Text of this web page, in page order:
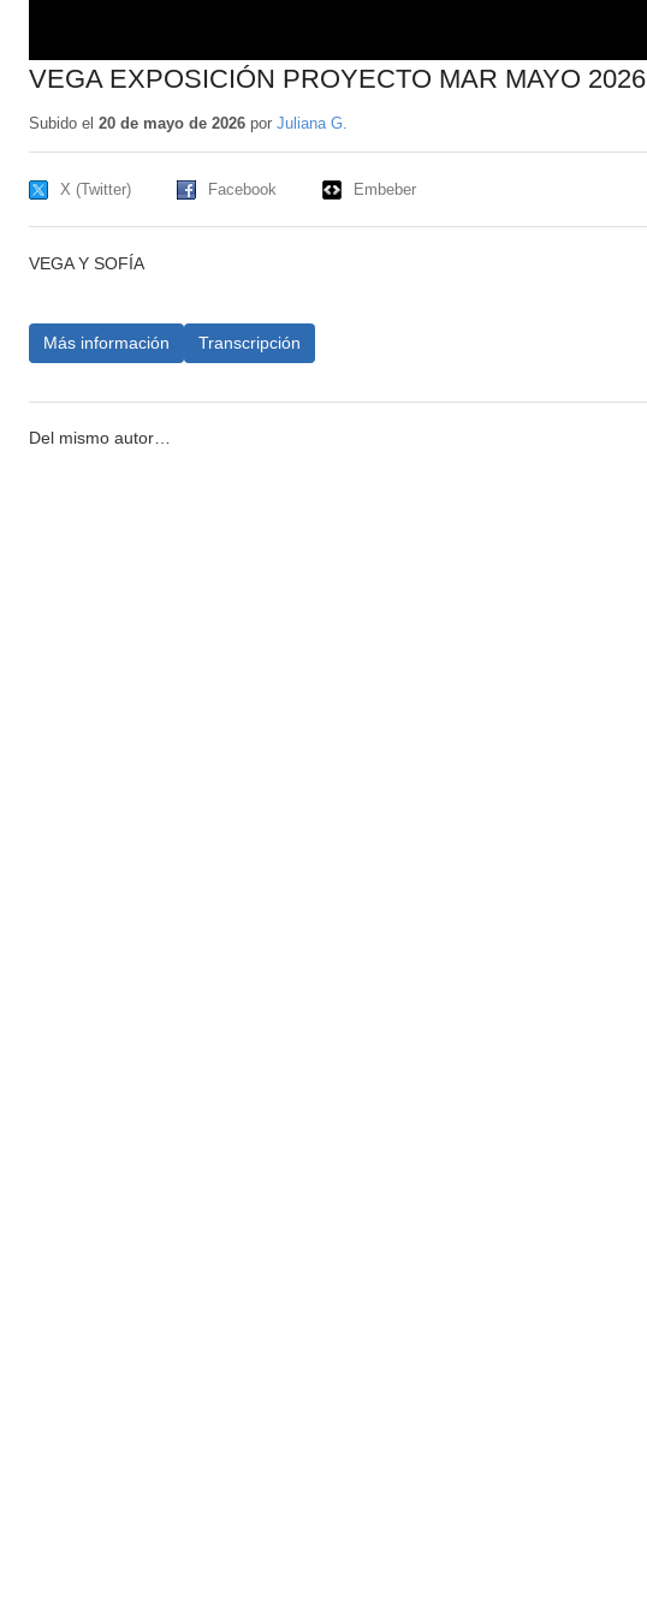
VEGA EXPOSICIÓN PROYECTO MAR MAYO 2026
Subido el 20 de mayo de 2026por Juliana G.
X (Twitter) Facebook Embeber
VEGA Y SOFÍA
Más información Transcripción
Del mismo autor…